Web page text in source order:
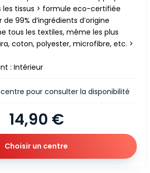
les tissus > formule eco-certifiée
99% d’ingrédients d’origine
tous les textiles, même les plus
coton, polyester, microfibre, etc. >
: Intérieur
14,90 €
pour consulter la disponibilité
Choisir un centre